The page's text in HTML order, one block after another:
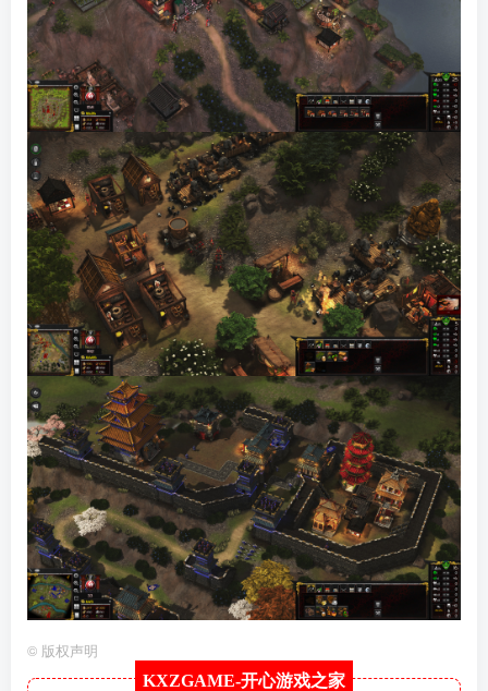
© 版权声明
KXZGAME-开心游戏之家